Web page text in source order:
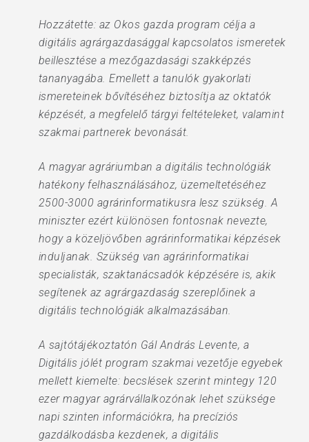
Hozzátette: az Okos gazda program célja a
digitális agrárgazdasággal kapcsolatos ismeretek
beillesztése a mezőgazdasági szakképzés
tananyagába. Emellett a tanulók gyakorlati
ismereteinek bővítéséhez biztosítja az oktatók
képzését, a megfelelő tárgyi feltételeket, valamint
szakmai partnerek bevonását.
A magyar agráriumban a digitális technológiák
hatékony felhasználásához, üzemeltetéséhez
2500-3000 agrárinformatikusra lesz szükség. A
miniszter ezért különösen fontosnak nevezte,
hogy a közeljövőben agrárinformatikai képzések
induljanak. Szükség van agrárinformatikai
specialisták, szaktanácsadók képzésére is, akik
segítenek az agrárgazdaság szereplőinek a
digitális technológiák alkalmazásában.
A sajtótájékoztatón Gál András Levente, a
Digitális jólét program szakmai vezetője egyebek
mellett kiemelte: becslések szerint mintegy 120
ezer magyar agrárvállalkozónak lehet szüksége
napi szinten információkra, ha precíziós
gazdálkodásba kezdenek, a digitális